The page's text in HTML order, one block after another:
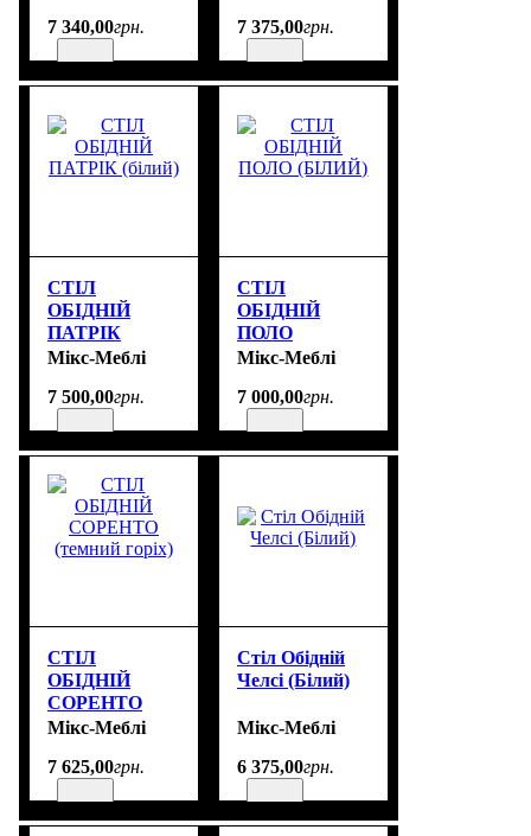
7 340,00грн.
7 375,00грн.
СТІЛ
ОБІДНІЙ
ПАТРІК
(білий)
Мікс-Меблі
7 500,00грн.
СТІЛ
ОБІДНІЙ
ПОЛО
(БІЛИЙ)
Мікс-Меблі
7 000,00грн.
СТІЛ
ОБІДНІЙ
СОРЕНТО
(темний горіх)
Мікс-Меблі
7 625,00грн.
Стіл Обідній
Челсі (Білий)
Мікс-Меблі
6 375,00грн.